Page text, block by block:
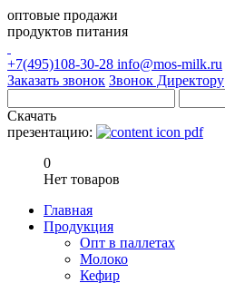
оптовые продажи
продуктов питания
+7(495)108-30-28 info@mos-milk.ru
Заказать звонок Звонок Директору
Скачать
презентацию:
0
Нет товаров
Главная
Продукция
Опт в паллетах
Молоко
Кефир